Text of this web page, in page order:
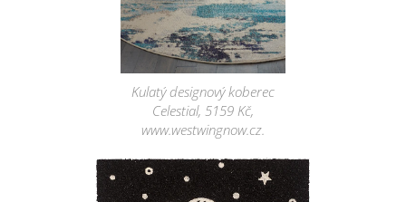
Kulatý designový koberec
Celestial, 5159 Kč,
www.westwingnow.cz.